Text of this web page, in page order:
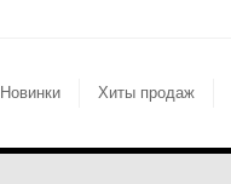
Новинки Хиты продаж